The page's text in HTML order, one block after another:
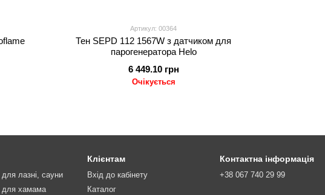
Артикул: 00364
Тен SEPD 112 1567W з датчиком для
парогенератора Helo
6 449.10 грн
Очікується
лазні, сауни
для хамама
Клієнтам
Вхід до кабінету
Каталог
Контактна інформація
+38 067 740 29 99